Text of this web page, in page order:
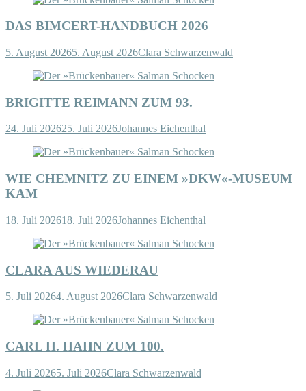
DAS BIMCERT-HANDBUCH 2026
5. August 20265. August 2026Clara Schwarzenwald
BRIGITTE REIMANN ZUM 93.
24. Juli 202625. Juli 2026Johannes Eichenthal
WIE CHEMNITZ ZU EINEM »DKW«-MUSEUM
KAM
18. Juli 202618. Juli 2026Johannes Eichenthal
CLARA AUS WIEDERAU
5. Juli 20264. August 2026Clara Schwarzenwald
CARL H. HAHN ZUM 100.
4. Juli 20265. Juli 2026Clara Schwarzenwald